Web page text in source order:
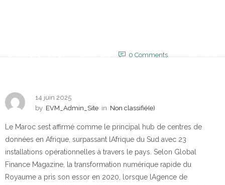
0 Comments
14 juin 2025
by EVM_Admin_Site in Non classifié(e)
Le Maroc sest affirmé comme le principal hub de centres de
données en Afrique, surpassant lAfrique du Sud avec 23
installations opérationnelles à travers le pays. Selon Global
Finance Magazine, la transformation numérique rapide du
Royaume a pris son essor en 2020, lorsque lAgence de